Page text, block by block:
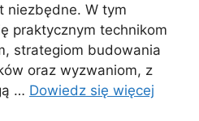
niezbędne. W tym
praktycznym technikom
strategiom budowania
oraz wyzwaniom, z
… Dowiedz się więcej